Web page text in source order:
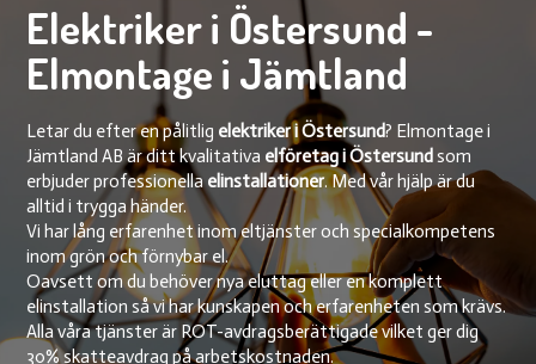
Elektriker i Östersund -
Elmontage i Jämtland
Letar du efter en pålitlig elektriker i Östersund? Elmontage i
Jämtland AB är ditt kvalitativa elföretag i Östersund som
erbjuder professionellaelinstallationer. Med vår hjälp är du
alltid i trygga händer.
Vi har lång erfarenhet inom eltjänster och specialkompetens
inom grön och förnybar el.
Oavsett om du behöver nya eluttag eller en komplett
elinstallation så vi har kunskapen och erfarenheten som krävs.
Alla våra tjänster är ROT-avdragsberättigade vilket ger dig
30% skatteavdrag på arbetskostnaden.